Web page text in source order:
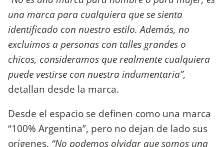
una marca para cualquiera que se sienta
identificado con nuestro estilo. Además, no
excluimos a personas con talles grandes o
chicos, consideramos que realmente cualquiera
puede vestirse con nuestra indumentaria”,
detallan desde la marca.
Desde el espacio se definen como una marca
“100% Argentina”, pero no dejan de lado sus
orígenes. “No podemos olvidar que somos una